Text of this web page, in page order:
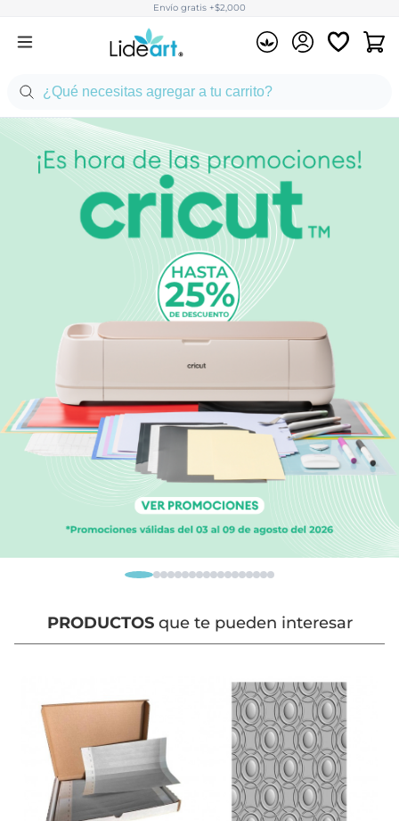
Envío gratis +$2,000
PRODUCTOSque te pueden interesar